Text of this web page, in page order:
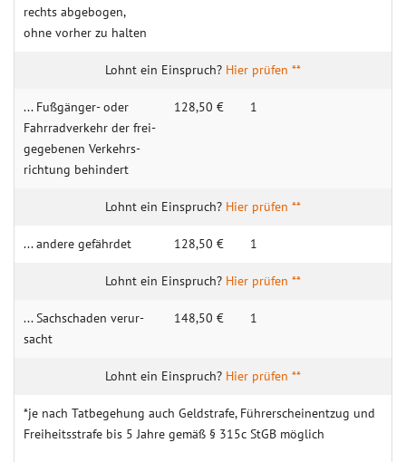
rechts abge­bogen,
ohne vorher zu halten
Hier prüfen **
... Fuß­gänger- oder
Fahr­rad­ver­kehr der frei­
gege­benen Ver­kehrs­
rich­tung behin­dert
128,50 € 1
Hier prüfen **
... andere gefährdet 128,50 € 1
Hier prüfen **
... Sach­schaden verur­
sacht
148,50 € 1
Hier prüfen **
*je nach Tatbegehung auch Geldstrafe, Führerscheinentzug und
Freiheitsstrafe bis 5 Jahre gemäß § 315c StGB möglich